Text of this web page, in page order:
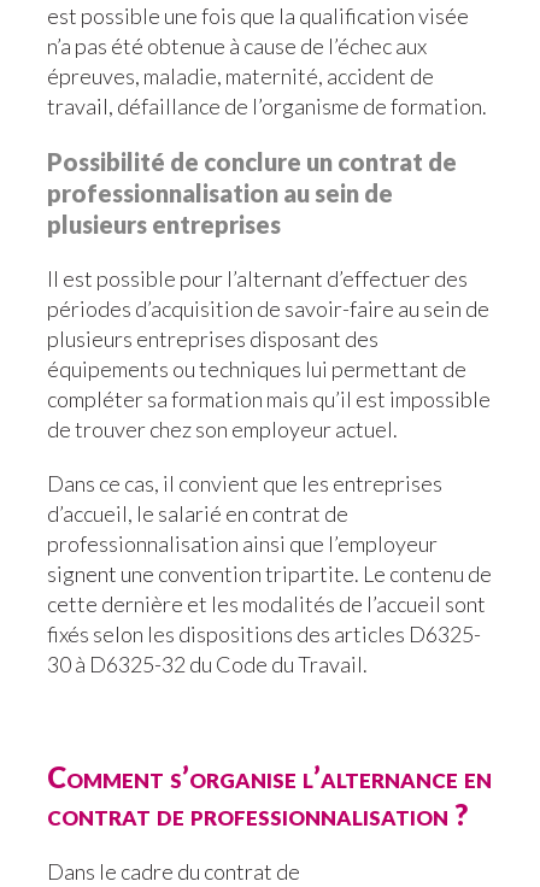
est possible une fois que la qualification visée
n’a pas été obtenue à cause de l’échec aux
épreuves, maladie, maternité, accident de
travail, défaillance de l’organisme de formation.
Possibilité de conclure un contrat de
professionnalisation au sein de
plusieurs entreprises
Il est possible pour l’alternant d’effectuer des
périodes d’acquisition de savoir-faire au sein de
plusieurs entreprises disposant des
équipements ou techniques lui permettant de
compléter sa formation mais qu’il est impossible
de trouver chez son employeur actuel.
Dans ce cas, il convient que les entreprises
d’accueil, le salarié en contrat de
professionnalisation ainsi que l’employeur
signent une convention tripartite. Le contenu de
cette dernière et les modalités de l’accueil sont
fixés selon les dispositions des articles D6325-
30 à D6325-32 du Code du Travail.
Comment s’organise l’alternance en
contrat de professionnalisation ?
Dans le cadre du contrat de